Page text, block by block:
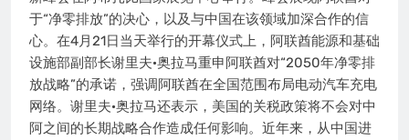
于“净零排放”的决心，以及与中国在该领域加深合作的信
心。在4月21日当天举行的开幕仪式上，阿联酋能源和基础
设施部副部长谢里夫·奥拉马重申阿联酋对“2050年净零排
放战略”的承诺，强调阿联酋在全国范围布局电动汽车充电
网络。谢里夫·奥拉马还表示，美国的关税政策将不会对中
阿之间的长期战略合作造成任何影响。近年来，从中国进